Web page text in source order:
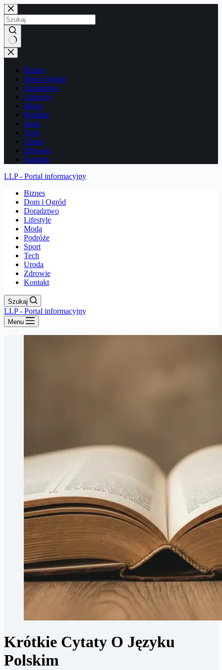
Przejdź
do
treści
Brak
wyników
Biznes
Dom i Ogród
Doradztwo
Lifestyle
Moda
Podróże
Sport
Tech
Uroda
Zdrowie
Kontakt
LLP - Portal informacyjny
Biznes
Dom i Ogród
Doradztwo
Lifestyle
Moda
Podróże
Sport
Tech
Uroda
Zdrowie
Kontakt
Szukaj
LLP - Portal informacyjny
Menu
Krótkie Cytaty O Języku
Polskim